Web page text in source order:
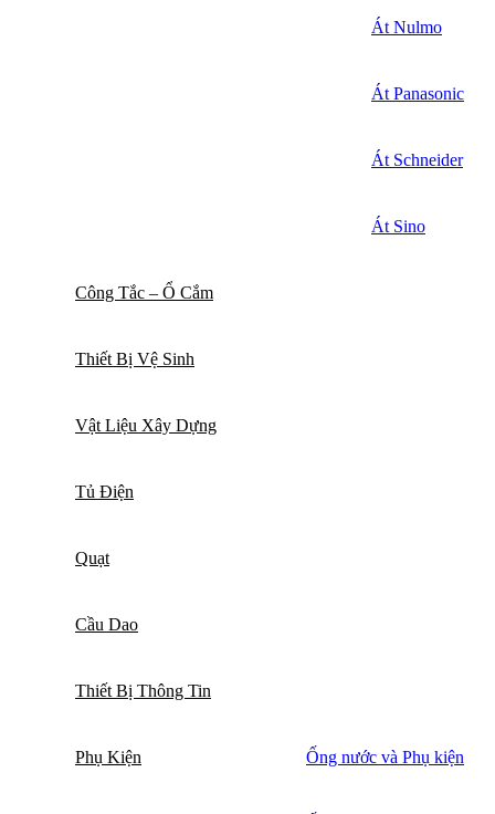
Át Nulmo
Át Panasonic
Át Schneider
Át Sino
Công Tắc – Ổ Cắm
Thiết Bị Vệ Sinh
Vật Liệu Xây Dựng
Tủ Điện
Quạt
Cầu Dao
Thiết Bị Thông Tin
Phụ Kiện Ống nước và Phụ kiện